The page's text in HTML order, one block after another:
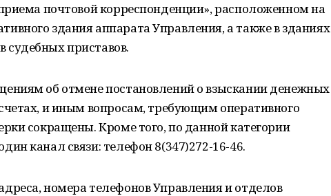
почтовой корреспонденции», расположенном на
здания аппарата Управления, а также в зданиях
судебных приставов.
об отмене постановлений о взыскании денежных
и иным вопросам, требующим оперативного
сокращены. Кроме того, по данной категории
канал связи: телефон 8(347)272-16-46.
номера телефонов Управления и отделов